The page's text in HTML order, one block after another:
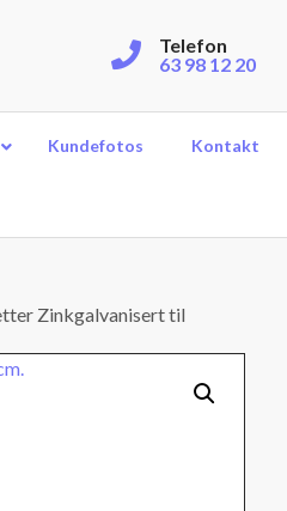
Telefon
63 98 12 20
Kundefotos Kontakt
Zinkgalvanisert til